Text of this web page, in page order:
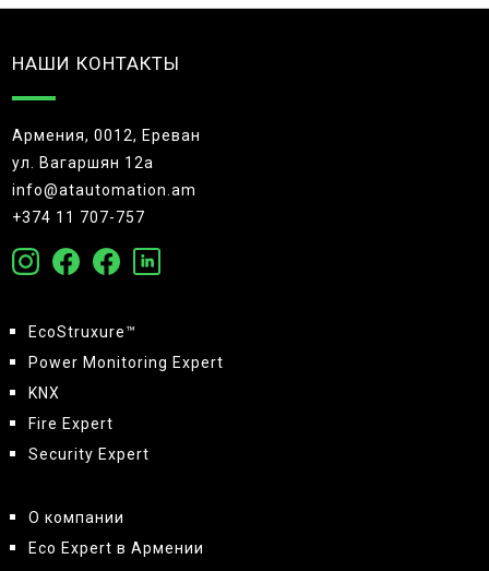
НАШИ КОНТАКТЫ
Армения, 0012, Ереван
ул. Вагаршян 12а
info@atautomation.am
+374 11 707-757
EcoStruxure™
Power Monitoring Expert
KNX
Fire Expert
Security Expert
О компании
Eco Expert в Армении